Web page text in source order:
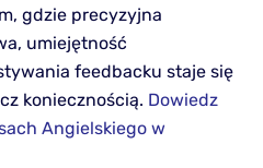
gdzie precyzyjna
umiejętność
feedbacku staje się
koniecznością. Dowiedz
Angielskiego w